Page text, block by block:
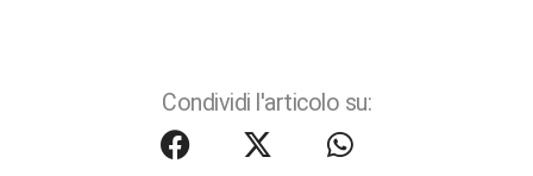
Condividi l'articolo su: